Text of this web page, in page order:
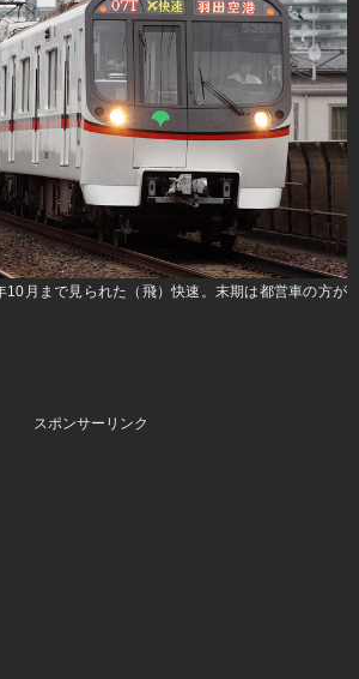
月まで見られた（飛）快速。末期は都営車の方が
スポンサーリンク